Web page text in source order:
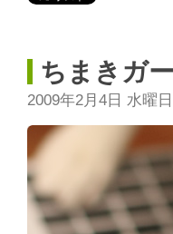
ちまきガ
2009年2月4日 水曜日